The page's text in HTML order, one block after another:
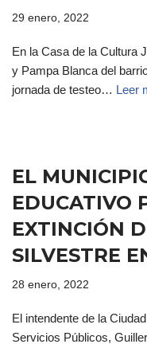
29 enero, 2022
En la Casa de la Cultura
y Pampa Blanca del
jornada de testeo… Leer
EL
EDUCATIVO
EXTINCIÓN
SILVESTRE
28 enero, 2022
El intendente de la
Servicios Públicos,